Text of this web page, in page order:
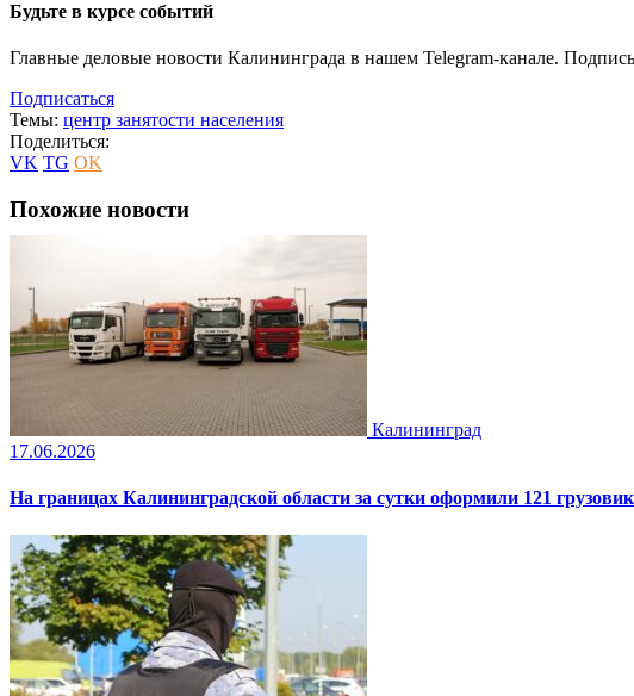
Будьте в курсе событий
Главные деловые новости Калининграда в нашем Telegram-канале.
Подписаться
Темы: центр занятости населения
Поделиться:
VK TG OK
Похожие новости
Калининград
17.06.2026
На границах Калининградской области за сутки оформили 121